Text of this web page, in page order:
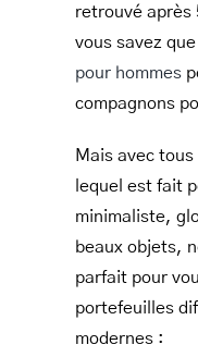
LEATHER LUGGAGE
LEATHER CELL
LEATHER PRODUCTS
CADEAU
retrouvé après
vous savez
pour hommes
compagnons
Mais avec
lequel est fait
minimaliste,
beaux objets,
parfait pour
portefeuilles
modernes :